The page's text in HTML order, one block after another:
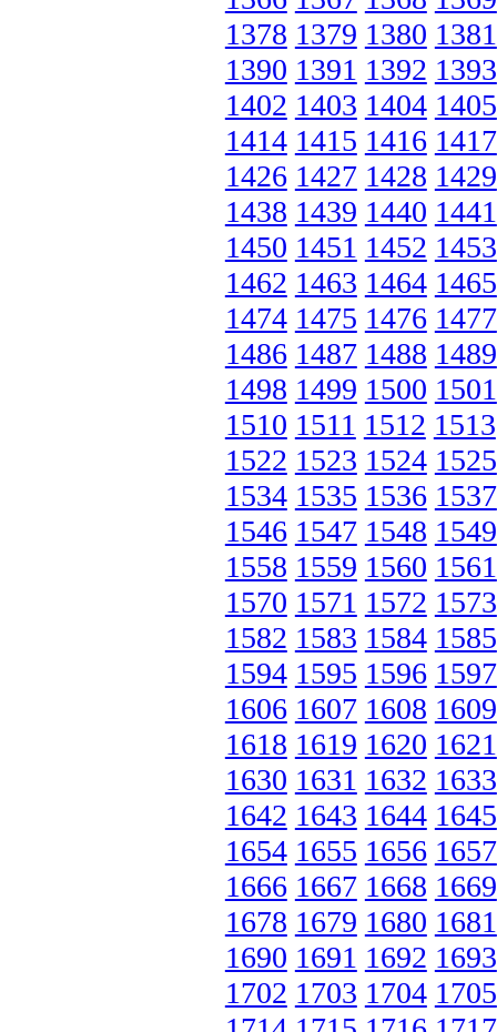
1378 1379 1380 1381
1390 1391 1392 1393
1402 1403 1404 1405
1414 1415 1416 1417
1426 1427 1428 1429
1438 1439 1440 1441
1450 1451 1452 1453
1462 1463 1464 1465
1474 1475 1476 1477
1486 1487 1488 1489
1498 1499 1500 1501
1510 1511 1512 1513
1522 1523 1524 1525
1534 1535 1536 1537
1546 1547 1548 1549
1558 1559 1560 1561
1570 1571 1572 1573
1582 1583 1584 1585
1594 1595 1596 1597
1606 1607 1608 1609
1618 1619 1620 1621
1630 1631 1632 1633
1642 1643 1644 1645
1654 1655 1656 1657
1666 1667 1668 1669
1678 1679 1680 1681
1690 1691 1692 1693
1702 1703 1704 1705